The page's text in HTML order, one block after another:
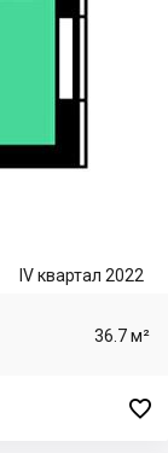
IV квартал 2022
36.7 м²
